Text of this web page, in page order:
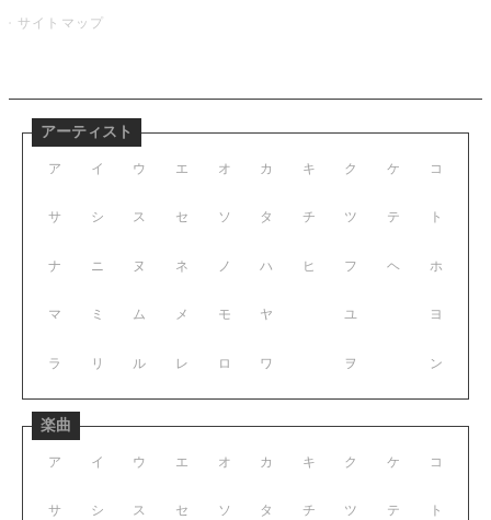
サイトマップ
アーティスト
ア イ ウ エ オ
サ シ ス セ ソ
ナ ニ ヌ ネ ノ
マ ミ ム メ モ
ラ リ ル レ ロ
カ キ ク ケ コ
タ チ ツ テ ト
ハ ヒ フ ヘ ホ
ヤ ユ ヨ
ワ ヲ ン
楽曲
ア イ ウ エ オ
サ シ ス セ ソ
カ キ ク ケ コ
タ チ ツ テ ト